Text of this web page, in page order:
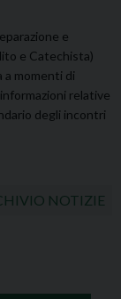
e
e Catechista)
a momenti di
relative
degli incontri
NOTIZIE